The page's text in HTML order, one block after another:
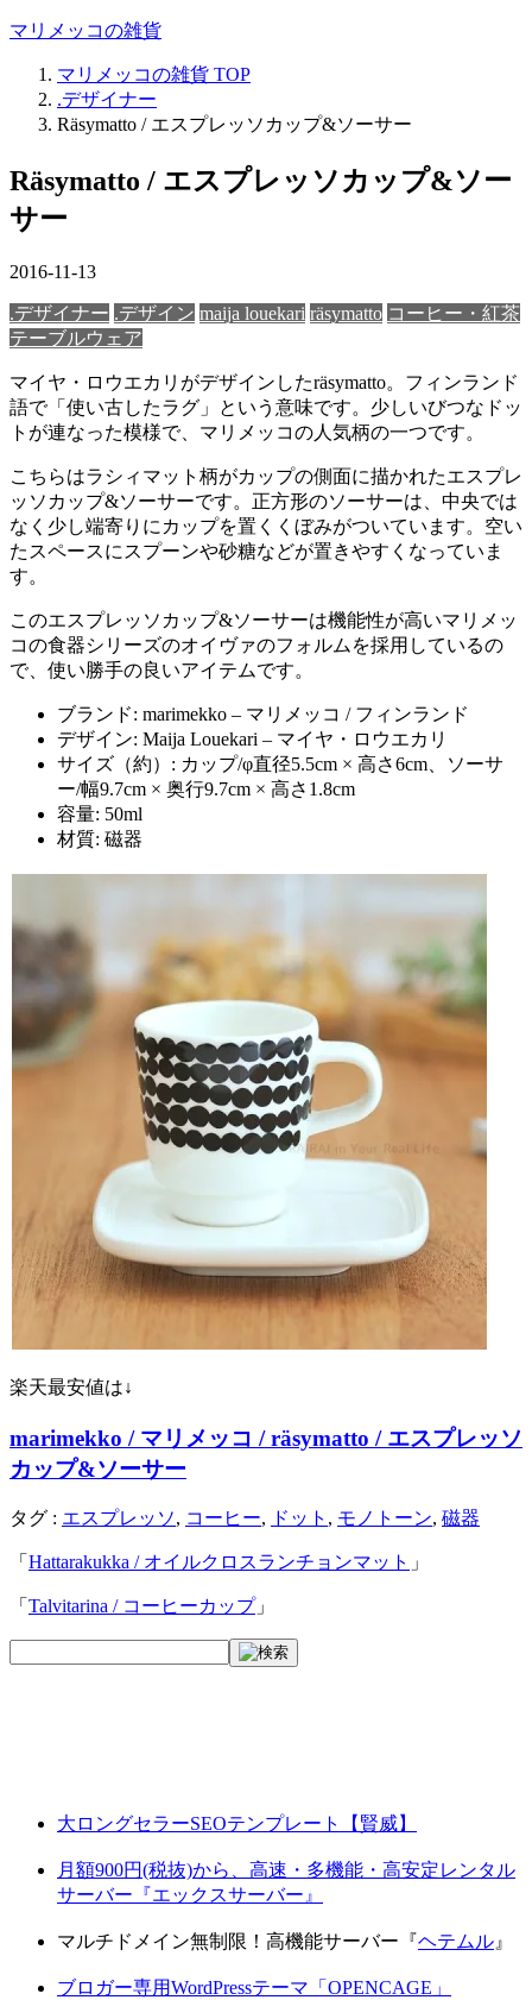
マリメッコの雑貨
マリメッコの雑貨 TOP
.デザイナー
Räsymatto / エスプレッソカップ&ソーサー
Räsymatto / エスプレッソカップ&ソー
サー
2016-11-13
.デザイナー .デザイン maija louekari räsymatto コーヒー・紅茶
テーブルウェア
マイヤ・ロウエカリがデザインしたräsymatto。フィンランド
語で「使い古したラグ」という意味です。少しいびつなドッ
トが連なった模様で、マリメッコの人気柄の一つです。
こちらはラシィマット柄がカップの側面に描かれたエスプレ
ッソカップ&ソーサーです。正方形のソーサーは、中央では
なく少し端寄りにカップを置くくぼみがついています。空い
たスペースにスプーンや砂糖などが置きやすくなっていま
す。
このエスプレッソカップ&ソーサーは機能性が高いマリメッ
コの食器シリーズのオイヴァのフォルムを採用しているの
で、使い勝手の良いアイテムです。
ブランド: marimekko – マリメッコ / フィンランド
デザイン: Maija Louekari – マイヤ・ロウエカリ
サイズ（約）: カップ/φ直径5.5cm × 高さ6cm、ソーサ
ー/幅9.7cm × 奥行9.7cm × 高さ1.8cm
容量: 50ml
材質: 磁器
楽天最安値は↓
marimekko / マリメッコ / räsymatto / エスプレッソ
カップ&ソーサー
タグ : エスプレッソ, コーヒー, ドット , モノトーン, 磁器
「 Hattarakukka / オイルクロスランチョンマット 」
「 Talvitarina / コーヒーカップ」
大ロングセラーSEOテンプレート【賢威】
月額900円(税抜)から、高速・多機能・高安定レンタル
サーバー『エックスサーバー』
マルチドメイン無制限！高機能サーバー『ヘテムル 』
ブロガー専用WordPressテーマ「OPENCAGE」